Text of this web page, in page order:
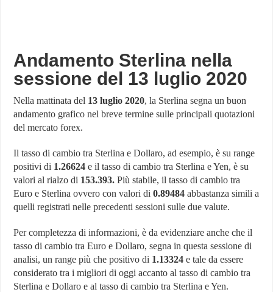
Andamento Sterlina nella
sessione del 13 luglio 2020
Nella mattinata del 13 luglio 2020, la Sterlina segna un buon
andamento grafico nel breve termine sulle principali quotazioni
del mercato forex.
Il tasso di cambio tra Sterlina e Dollaro, ad esempio, è su range
positivi di 1.26624 e il tasso di cambio tra Sterlina e Yen, è su
valori al rialzo di 153.393. Più stabile, il tasso di cambio tra
Euro e Sterlina ovvero con valori di 0.89484 abbastanza simili a
quelli registrati nelle precedenti sessioni sulle due valute.
Per completezza di informazioni, è da evidenziare anche che il
tasso di cambio tra Euro e Dollaro, segna in questa sessione di
analisi, un range più che positivo di 1.13324 e tale da essere
considerato tra i migliori di oggi accanto al tasso di cambio tra
Sterlina e Dollaro e al tasso di cambio tra Sterlina e Yen.